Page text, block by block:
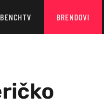
BENCHTV BRENDOVI